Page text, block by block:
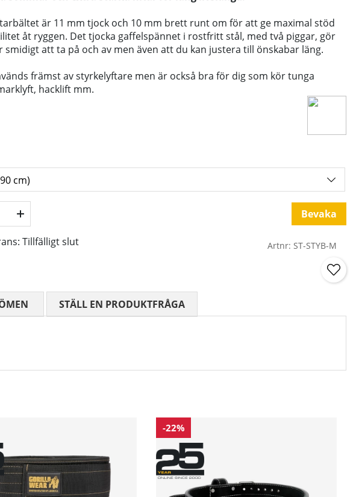
är 11 mm tjock och 10 mm brett runt om för att ge maximal stöd
åt ryggen. Det tjocka gaffelspännet i rostfritt stål, med två piggar, gör
smidigt att ta på och av men även att du kan justera till önskabar läng.
främst av styrkelyftare men är också bra för dig som kör tunga
hacklift mm.
Bevaka
Tillfälligt slut Artnr: ST-STYB-M
MEDELBETYG 0 AV 5 ANTAL BETYG 0
STÄLL EN PRODUKTFRÅGA
-22%